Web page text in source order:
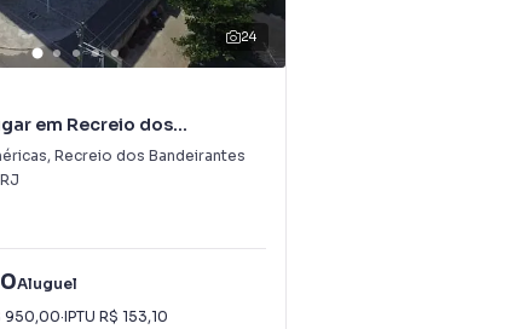
24
em Recreio dos
, Recreio dos Bandeirantes
RJ
Aluguel
950,00·IPTU R$ 153,10